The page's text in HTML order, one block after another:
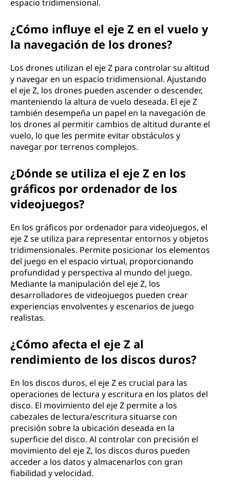
espacio tridimensional.
¿Cómo influye el eje Z en el vuelo y
la navegación de los drones?
Los drones utilizan el eje Z para controlar su altitud
y navegar en un espacio tridimensional. Ajustando
el eje Z, los drones pueden ascender o descender,
manteniendo la altura de vuelo deseada. El eje Z
también desempeña un papel en la navegación de
los drones al permitir cambios de altitud durante el
vuelo, lo que les permite evitar obstáculos y
navegar por terrenos complejos.
¿Dónde se utiliza el eje Z en los
gráficos por ordenador de los
videojuegos?
En los gráficos por ordenador para videojuegos, el
eje Z se utiliza para representar entornos y objetos
tridimensionales. Permite posicionar los elementos
del juego en el espacio virtual, proporcionando
profundidad y perspectiva al mundo del juego.
Mediante la manipulación del eje Z, los
desarrolladores de videojuegos pueden crear
experiencias envolventes y escenarios de juego
realistas.
¿Cómo afecta el eje Z al
rendimiento de los discos duros?
En los discos duros, el eje Z es crucial para las
operaciones de lectura y escritura en los platos del
disco. El movimiento del eje Z permite a los
cabezales de lectura/escritura situarse con
precisión sobre la ubicación deseada en la
superficie del disco. Al controlar con precisión el
movimiento del eje Z, los discos duros pueden
acceder a los datos y almacenarlos con gran
fiabilidad y velocidad.